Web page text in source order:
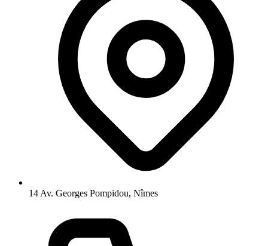
14 Av. Georges Pompidou, Nîmes